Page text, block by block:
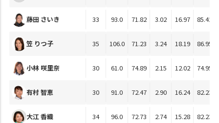
藤田 さいき 33 93.0 71.82 3.02 16.97 85.42
笠 りつ子 35 106.0 71.23 3.24 18.19 86.95
小林 咲里奈 30 61.0 74.89 2.15 12.02 74.95
有村 智恵 30 91.0 72.47 2.90 16.24 82.23
大江 香織 34 96.0 72.73 2.74 15.28 82.23